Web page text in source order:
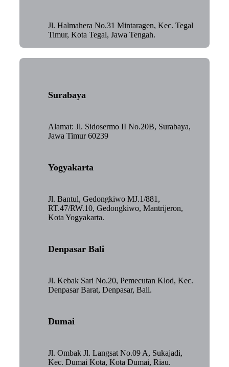
Jl. Halmahera No.31 Mintaragen, Kec. Tegal
Timur, Kota Tegal, Jawa Tengah.
Surabaya
Alamat: Jl. Sidosermo II No.20B, Surabaya,
Jawa Timur 60239
Yogyakarta
Jl. Bantul, Gedongkiwo MJ.1/881,
RT.47/RW.10, Gedongkiwo, Mantrijeron,
Kota Yogyakarta.
Denpasar Bali
Jl. Kebak Sari No.20, Pemecutan Klod, Kec.
Denpasar Barat, Denpasar, Bali.
Dumai
Jl. Ombak Jl. Langsat No.09 A, Sukajadi,
Kec. Dumai Kota, Kota Dumai, Riau.